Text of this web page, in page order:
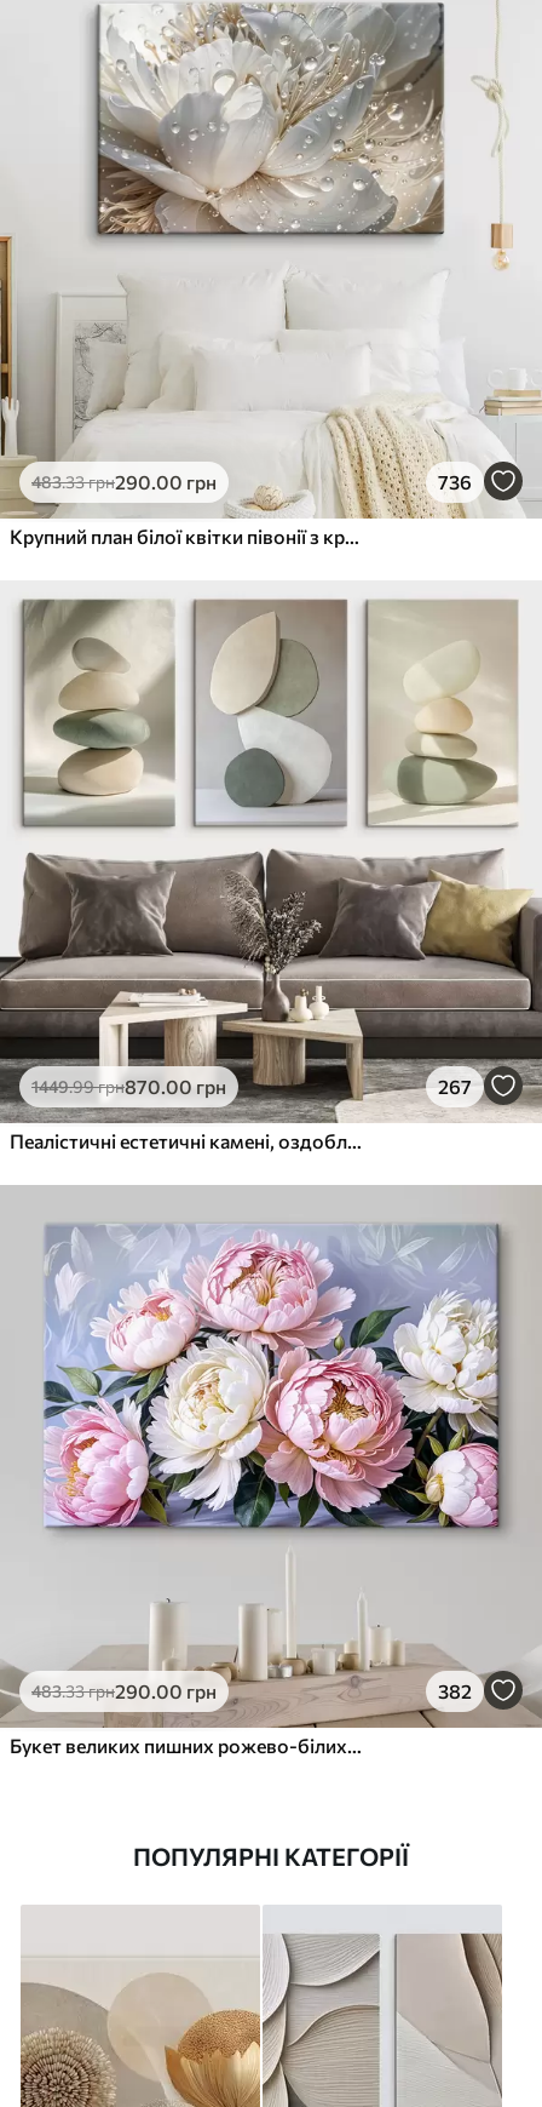
483.33грн290.00 грн 736
Крупний план білої квітки півонії з крапельками води на пелюстках на розмитому фоні
1449.99грн870.00 грн 267
Пеалістичні естетичні камені, оздоблення будинку, природне освітлення
483.33грн290.00 грн 382
Букет великих пишних рожево-білих квітів півонії із зеленим листям на м’якому розмитому фоні
ПОПУЛЯРНІ КАТЕГОРІЇ